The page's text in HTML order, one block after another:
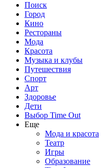
Поиск
Город
Кино
Рестораны
Мода
Красота
Музыка и клубы
Путешествия
Спорт
Арт
Здоровье
Дети
Выбор Time Out
Еще
Мода и красота
Театр
Игры
Образование